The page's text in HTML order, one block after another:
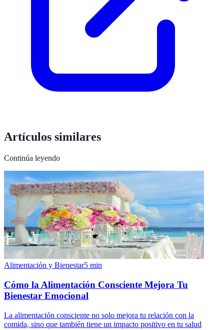
Artículos similares
Continúa leyendo
Alimentación y Bienestar5 min
Cómo la Alimentación Consciente Mejora Tu
Bienestar Emocional
La alimentación consciente no solo mejora tu relación con la
comida, sino que también tiene un impacto positivo en tu salud